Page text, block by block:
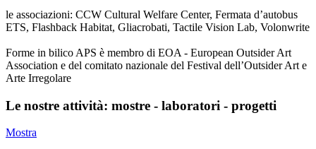
le associazioni: CCW Cultural Welfare Center, Fermata d’autobus
ETS, Flashback Habitat, Gliacrobati, Tactile Vision Lab, Volonwrite
Forme in bilico APS è membro di EOA - European Outsider Art
Association e del comitato nazionale del Festival dell’Outsider Art e
Arte Irregolare
Le nostre attività: mostre - laboratori - progetti
Mostra